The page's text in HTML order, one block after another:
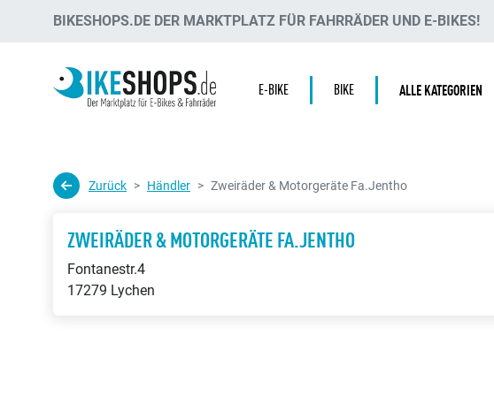
BIKESHOPS.DE DER MARKTPLATZ FÜR FAHRRÄDER UND E-BIKES!
E-BIKE BIKE ALLE KATEGORIEN
Zurück Händler Zweiräder & Motorgeräte Fa.Jentho
ZWEIRÄDER & MOTORGERÄTE FA.JENTHO
Fontanestr.4
17279 Lychen